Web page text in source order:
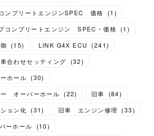
ンプリートエンジンSPEC 価格
(1 )
コンプリートエンジン SPEC・価格 (1 )
(15) LINK G4X ECU (241)
合わせセッティング
(32)
ホール (30)
オーバーホール (22) 旧車 (84)
ョン化 (31) 旧車 エンジン修理 (33)
ーホール
(10)